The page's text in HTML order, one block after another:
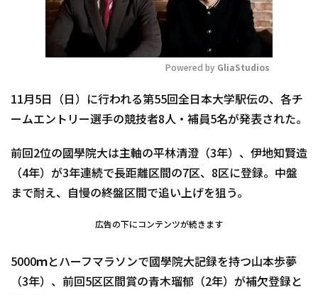
Mute
Powered by GliaStudios
11月5日（日）に行われる第55回全日本大学駅伝の、各チ
ームエントリー選手の競技者8人・補員5名が発表された。
前回2位の國學院大は主軸の平林清澄（3年）、伊地知賢造
（4年）が3年連続で長距離区間の7区、8区に登録。中盤
まで耐え、自慢の終盤区間で追い上げを狙う。
広告の下にコンテンツが続きます
5000ｍとハーフマラソンで國學院大記録を持つ山本歩夢
（3年）、前回5区区間賞の青木瑠郁（2年）が補欠登録と